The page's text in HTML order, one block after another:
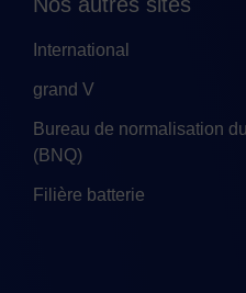
International
grand V
Bureau de normalisation
(BNQ)
Filière batterie